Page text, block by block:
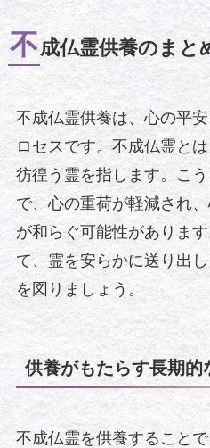
不成仏霊供養のまと
不成仏霊供養は、心の平
ロセスです。不成仏霊と
彷徨う霊を指します。こ
で、心の重荷が軽減され
が和らぐ可能性がありま
て、霊を安らかに送り出
を図りましょう。
供養がもたらす長期的
不成仏霊を供養すること